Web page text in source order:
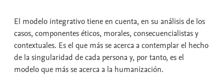
El modelo integrativo tiene en cuenta, en su análisis de los
casos, componentes éticos, morales, consecuencialistas y
contextuales. Es el que más se acerca a contemplar el hecho
de la singularidad de cada persona y, por tanto, es el
modelo que más se acerca a la humanización.